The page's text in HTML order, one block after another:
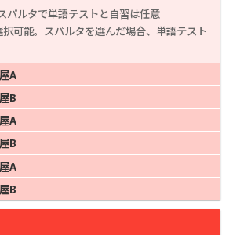
パルタで単語テストと自習は任意
可能。スパルタを選んだ場合、単語テスト
A
4週間
8週間
520,000
12週間
780,000
20週間
1,300,000
24週間
1,560,000
B
8週間
510,000
12週間
765,000
20週間
1,275,000
24週間
1,530,000
A
4週間
8週間
420,000
12週間
630,000
20週間
1,050,000
24週間
1,260,000
B
8週間
410,000
12週間
615,000
20週間
1,025,000
24週間
1,230,000
A
4週間
8週間
380,000
20週間
950,000
B
4週間
185,000
16週間
740,000